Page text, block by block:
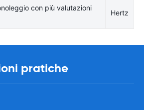
con più valutazioni
Hertz
pratiche